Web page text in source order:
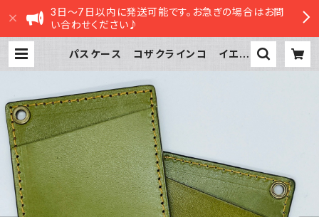
3日～7日以内に発送可能です。お急ぎの場合はお問
い合わせください♪
パスケース コザクラインコ イエロ
トア